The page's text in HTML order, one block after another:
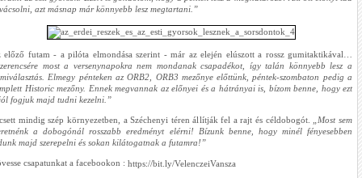
azt másnap már könnyebb lesz megtartani.”
előző futam - a pilóta elmondása szerint - már az elején elúszott a rossz gumitaktikával…
most a versenynapokra nem mondanak csapadékot, így talán könnyebb lesz a
Elmegy pénteken az ORB2, ORB3 mezőnye előttünk, péntek-szombaton pedig a
Historic mezőny. Ennek megvannak az előnyei és a hátrányai is, bízom benne, hogy ezt
fogjuk majd tudni kezelni.”
mindig szép környezetben, a Széchenyi téren állítják fel a rajt és céldobogót. „Most sem
a dobogónál rosszabb eredményt elérni! Bízunk benne, hogy minél fényesebben
majd szerepelni és sokan kilátogatnak a futamra!”
csapatunkat a facebookon : https://bit.ly/VelenczeiVansza